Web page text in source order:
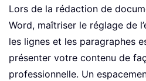
Lors de la rédaction de
Word, maîtriser le réglage de
les lignes et les paragraphes
présenter votre contenu de
professionnelle. Un